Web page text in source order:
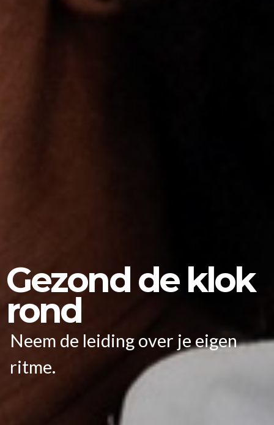
Gezond de klok
rond
Neem de leiding over je eigen
ritme.